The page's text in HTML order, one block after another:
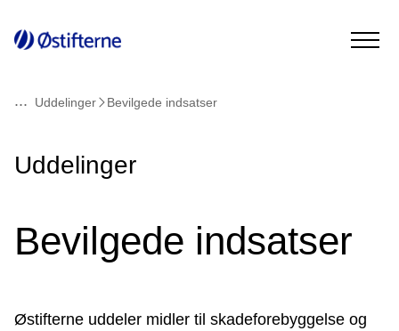
... Uddelinger Bevilgede indsatser
Read
Uddelinger
Bevilgede indsatser
Østifterne uddeler midler til skadeforebyggelse og